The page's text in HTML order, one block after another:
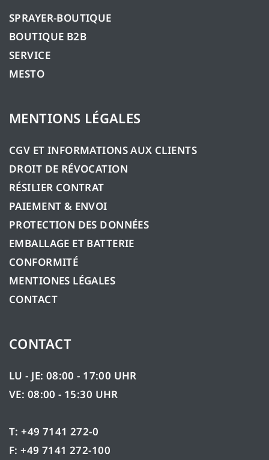
SPRAYER-BOUTIQUE
BOUTIQUE B2B
SERVICE
MESTO
MENTIONS LÉGALES
CGV ET INFORMATIONS AUX CLIENTS
DROIT DE RÉVOCATION
RÉSILIER CONTRAT
PAIEMENT & ENVOI
PROTECTION DES DONNÉES
EMBALLAGE ET BATTERIE
CONFORMITÉ
MENTIONES LÉGALES
CONTACT
CONTACT
LU - JE: 08:00 - 17:00 UHR
VE: 08:00 - 15:30 UHR
T: +49 7141 272-0
F: +49 7141 272-100